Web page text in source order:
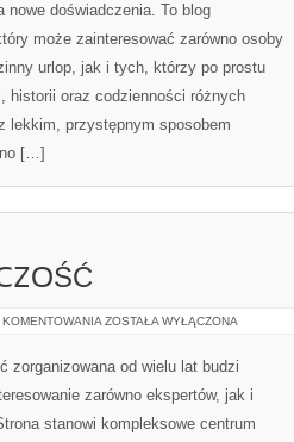
nowe doświadczenia. To blog
może zainteresować zarówno osoby
urlop, jak i tych, którzy po prostu
historii oraz codzienności różnych
lekkim, przystępnym sposobem
[…]
NOWOCZESNA
ZOSTAŁA WYŁĄCZONA
zorganizowana od wielu lat budzi
zarówno ekspertów, jak i
stanowi kompleksowe centrum